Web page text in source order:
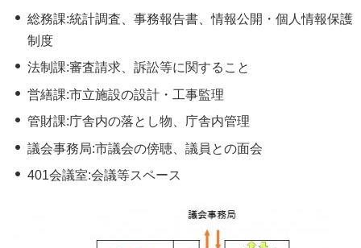
総務課:統計調査、事務報告書、情報公開・個人情報保護
制度
法制課:審査請求、訴訟等に関すること
営繕課:市立施設の設計・工事監理
管財課:庁舎内の落とし物、庁舎内管理
議会事務局:市議会の傍聴、議員との面会
401会議室:会議等スペース